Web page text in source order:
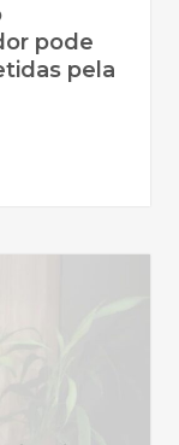
pode
pela